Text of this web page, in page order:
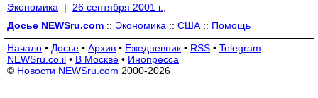
Экономика |
26 сентября 2001 г.,
Досье NEWSru.com :: Экономика :: США :: Помощь
Начало • Досье • Архив • Ежедневник • RSS • Telegram
NEWSru.co.il • В Москве • Инопресса
© Новости NEWSru.com 2000-2026